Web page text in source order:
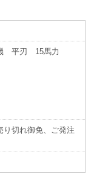
平刃 15馬力
り切れ御免、ご発注